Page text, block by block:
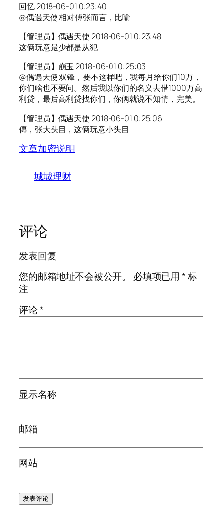
回忆 2018-06-01 0:23:40
@偶遇天使 相对傅张而言，比喻
【管理员】偶遇天使 2018-06-01 0:23:48
这俩玩意最少都是从犯
【管理员】崩玉 2018-06-01 0:25:03
@偶遇天使 双锋，要不这样吧，我每月给你们10万，
你们啥也不要问。然后我以你们的名义去借1000万高
利贷，最后高利贷找你们，你俩就说不知情，完美。
【管理员】偶遇天使 2018-06-01 0:25:06
傳，张大头目，这俩玩意小头目
文章加密说明
城城理财
评论
发表回复
您的邮箱地址不会被公开。
必填项已用*标
注
评论*
显示名称
邮箱
网站